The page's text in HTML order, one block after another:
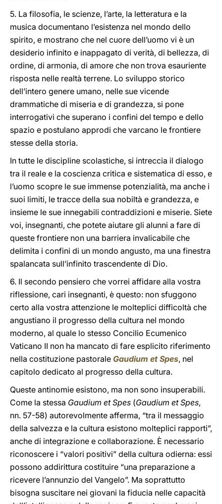
5. La filosofia, le scienze, l’arte, la letteratura e la
musica documentano l’esistenza nel mondo dello
spirito, e mostrano che nel cuore dell’uomo vi è un
desiderio infinito e inappagato di verità, di bellezza, di
ordine, di armonia, di amore che non trova esauriente
risposta nelle realtà terrene. Lo sviluppo storico
dell’intero genere umano, nelle sue vicende
drammatiche di miseria e di grandezza, si pone
interrogativi che superano i confini del tempo e dello
spazio e postulano approdi che varcano le frontiere
stesse della storia.
In tutte le discipline scolastiche, si intreccia il dialogo
tra il reale e la coscienza critica e sistematica di esso, e
l’uomo scopre le sue immense potenzialità, ma anche i
suoi limiti, le tracce della sua nobiltà e grandezza, e
insieme le sue innegabili contraddizioni e miserie. Siete
voi, insegnanti, che potete aiutare gli alunni a fare di
queste frontiere non una barriera invalicabile che
delimita i confini di un mondo angusto, ma una finestra
spalancata sull’infinito trascendente di Dio.
6. Il secondo pensiero che vorrei affidare alla vostra
riflessione, cari insegnanti, è questo: non sfuggono
certo alla vostra attenzione le molteplici difficoltà che
angustiano il progresso della cultura nel mondo
moderno, al quale lo stesso Concilio Ecumenico
Vaticano II non ha mancato di fare esplicito riferimento
nella costituzione pastorale Gaudium et Spes, nel
capitolo dedicato al progresso della cultura.
Queste antinomie esistono, ma non sono insuperabili.
Come la stessa Gaudium et Spes (Gaudium et Spes,
nn. 57-58) autorevolmente afferma, “tra il messaggio
della salvezza e la cultura esistono molteplici rapporti”,
anche di integrazione e collaborazione. È necessario
riconoscere i “valori positivi” della cultura odierna: essi
possono addirittura costituire “una preparazione a
ricevere l’annunzio del Vangelo”. Ma soprattutto
bisogna suscitare nei giovani la fiducia nelle capacità